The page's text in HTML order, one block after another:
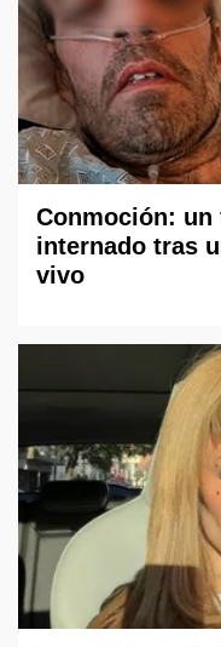
Conmoción:
internado tras
vivo